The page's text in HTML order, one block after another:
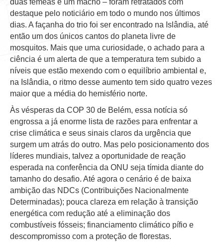
duas fêmeas e um macho – foram retratados com
destaque pelo noticiário em todo o mundo nos últimos
dias. A façanha do trio foi ser encontrado na Islândia, até
então um dos únicos cantos do planeta livre de
mosquitos. Mais que uma curiosidade, o achado para a
ciência é um alerta de que a temperatura tem subido a
níveis que estão mexendo com o equilíbrio ambiental e,
na Islândia, o ritmo desse aumento tem sido quatro vezes
maior que a média do hemisfério norte.
Às vésperas da COP 30 de Belém, essa notícia só
engrossa a já enorme lista de razões para enfrentar a
crise climática e seus sinais claros da urgência que
surgem um atrás do outro. Mas pelo posicionamento dos
líderes mundiais, talvez a oportunidade de reação
esperada na conferência da ONU seja tímida diante do
tamanho do desafio. Até agora o cenário é de baixa
ambição das NDCs (Contribuições Nacionalmente
Determinadas); pouca clareza em relação à transição
energética com redução até a eliminação dos
combustíveis fósseis; financiamento climático pífio e
descompromisso com a proteção de florestas.